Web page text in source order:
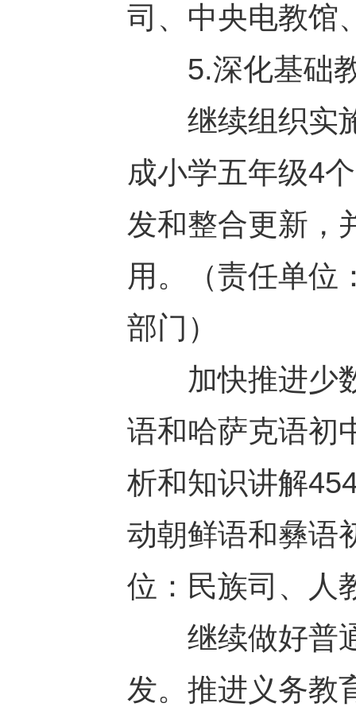
司、中央电教馆
5.深化基础教
继续组织实施
成小学五年级4
发和整合更新，
用。（责任单位
部门）
加快推进少数
语和哈萨克语初
析和知识讲解
动朝鲜语和彝语
位：民族司、人
继续做好普通
发。推进义务教